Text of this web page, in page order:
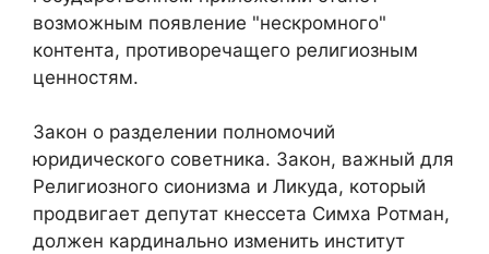
возможным появление "нескромного"
контента, противоречащего религиозным
ценностям.
Закон о разделении полномочий
юридического советника. Закон, важный для
Религиозного сионизма и Ликуда, который
продвигает депутат кнессета Симха Ротман,
должен кардинально изменить институт